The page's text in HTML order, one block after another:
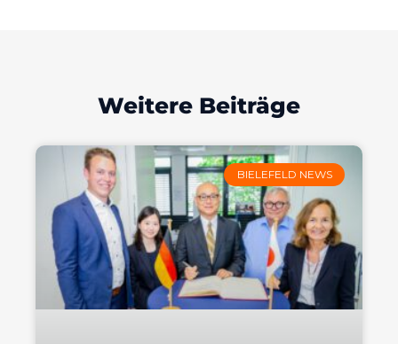
Weitere Beiträge
BIELEFELD NEWS